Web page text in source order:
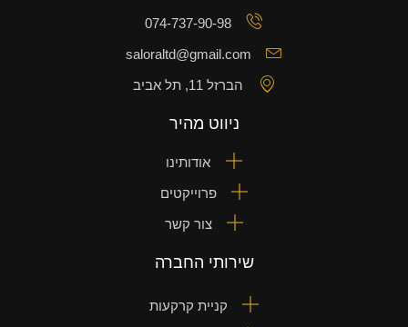
074-737-90-98
saloraltd@gmail.com
הברזל 11, תל אביב
ניווט מהיר
אודותינו
פרוייקטים
צור קשר
שירותי החברה
קניית קרקעות